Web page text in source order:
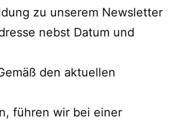
zu unserem Newsletter
nebst Datum und
den aktuellen
führen wir bei einer